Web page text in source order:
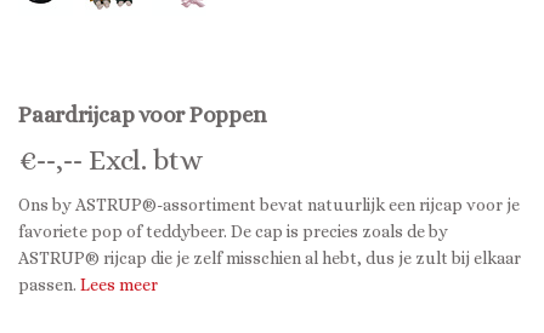
Paardrijcap voor Poppen
€--,-- Excl. btw
Ons by ASTRUP®-assortiment bevat natuurlijk een rijcap voor je
favoriete pop of teddybeer. De cap is precies zoals de by
ASTRUP® rijcap die je zelf misschien al hebt, dus je zult bij elkaar
passen. Lees meer